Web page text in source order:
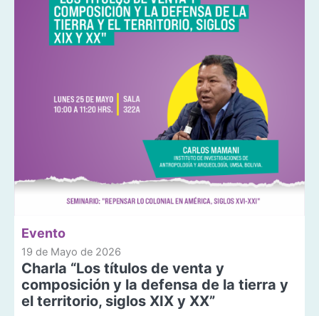
Evento
19 de Mayo de 2026
Charla “Los títulos de venta y
composición y la defensa de la tierra y
el territorio, siglos XIX y XX”